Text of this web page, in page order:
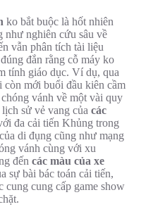
ko bắt buộc là hốt nhiên
như nghiên cứu sâu về
vẫn phân tích tài liệu
đắn rằng cỗ máy ko
tính giáo dục. Ví dụ, qua
mới buổi đầu kiên cầm
vánh về một vài quy
sử vẻ vang của các
đa cải tiến Khủng trong
di đụng cũng như mạng
vánh cùng với xu
đến các màu của xe
sự bài bác toán cải tiến,
cung cung cấp game show